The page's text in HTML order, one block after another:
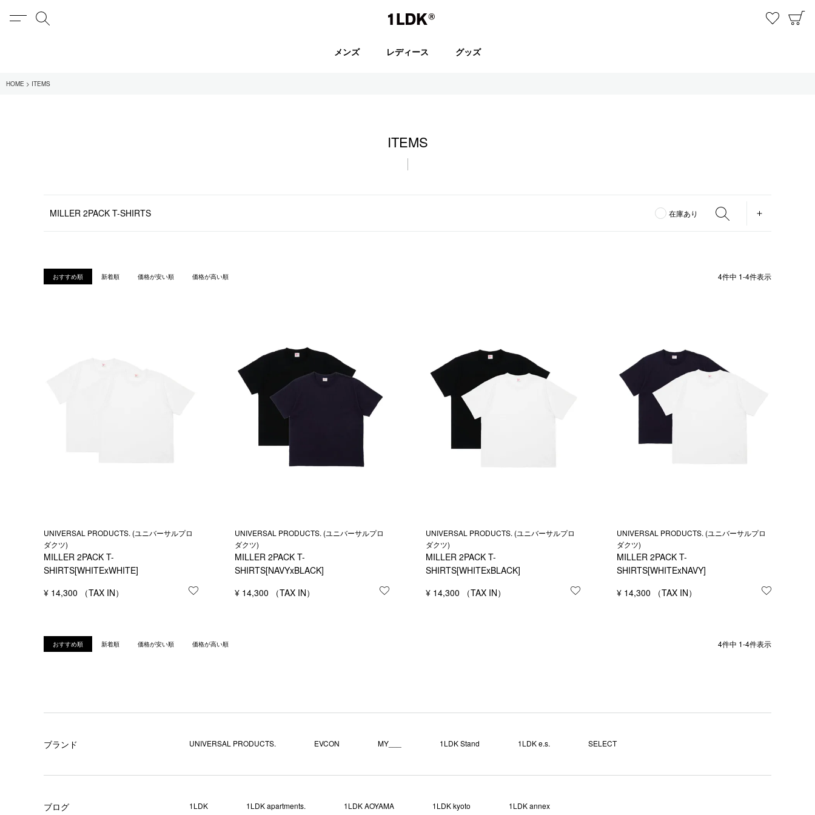
MENU お気に
メンズ レディース
グッズ
HOME ITEMS
ITEMS
在庫あり
おすすめ順 新着順 価格が安い順 価格が高い順 4件中 1-4件表示
UNIVERSAL PRODUCTS. (ユニバーサルプロ
ダクツ)
MILLER 2PACK T-
SHIRTS[WHITExWHITE]
¥ 14,300 お気に入りに登録する
UNIVERSAL PRODUCTS. (ユニバーサルプロ
ダクツ)
MILLER 2PACK T-
SHIRTS[NAVYxBLACK]
¥ 14,300 お気に入りに登録する
UNIVERSAL PRODUCTS. (ユニバーサルプロ
ダクツ)
MILLER 2PACK T-
SHIRTS[WHITExBLACK]
¥ 14,300 お気に入りに登録する
UNIVERSAL PRODUCTS. (ユニバーサルプロ
ダクツ)
MILLER 2PACK T-
SHIRTS[WHITExNAVY]
¥ 14,300
おすすめ順 新着順 価格が安い順 価格が高い順 4件中 1-4件表示
ブランド UNIVERSAL PRODUCTS. EVCON MY___ 1LDK Stand 1LDK e.s. SELECT
ブログ 1LDK 1LDK apartments. 1LDK AOYAMA 1LDK kyoto 1LDK annex